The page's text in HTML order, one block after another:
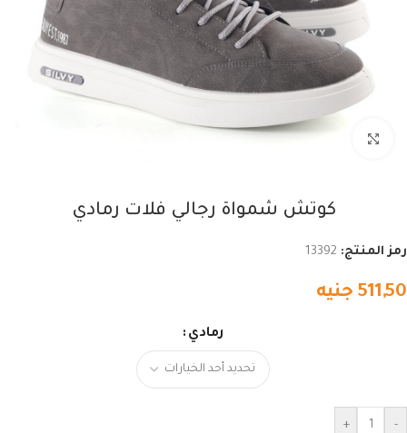
اضغط للتكبير
كوتش شمواة رجالي فلات رمادي
رمز المنتج: 13392
511,50 جنيه
رمادي
-
+